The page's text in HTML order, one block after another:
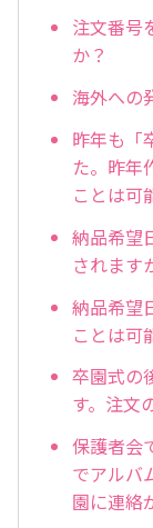
注文番号
か？
海外への
昨年も「
た。昨年
ことは可
納品希望
されます
納品希望
ことは可
卒園式の
す。注文
保護者会
でアルバ
園に連絡